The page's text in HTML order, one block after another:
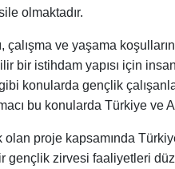
olmaktadır.
çalışma ve yaşama
bir istihdam yapısı için
konularda gençlik
bu konularda Türkiye ve
olan proje kapsamında
gençlik zirvesi faaliyetleri